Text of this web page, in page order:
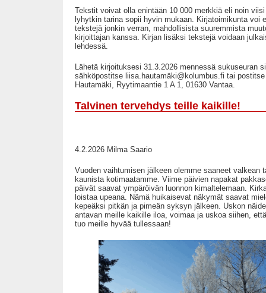
Tekstit voivat olla enintään 10 000 merkkiä eli noin
lyhytkin tarina sopii hyvin mukaan. Kirjatoimikunta voi
tekstejä jonkin verran, mahdollisista suuremmista
kirjoittajan kanssa. Kirjan lisäksi tekstejä voidaan
lehdessä.
Lähetä kirjoituksesi 31.3.2026 mennessä sukuseuran
sähköpostitse liisa.hautamäki@kolumbus.fi tai
Hautamäki, Ryytimaantie 1 A 1, 01630 Vantaa.
Talvinen tervehdys teille kaikille!
4.2.2026 Milma Saario
Vuoden vaihtumisen jälkeen olemme saaneet valkean
kaunista kotimaatamme. Viime päivien napakat
päivät saavat ympäröivän luonnon kimaltelemaan.
loistaa upeana. Nämä huikaisevat näkymät saavat
kepeäksi pitkän ja pimeän syksyn jälkeen. Uskon
antavan meille kaikille iloa, voimaa ja uskoa siihen,
tuo meille hyvää tullessaan!